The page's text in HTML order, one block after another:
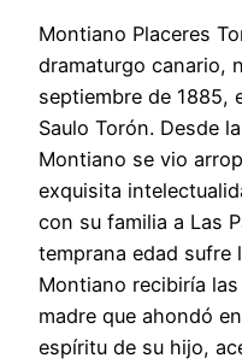
Montiano Placeres
dramaturgo canario,
septiembre de 1885,
Saulo Torón. Desde
Montiano se vio
exquisita
con su familia a Las
temprana edad sufre
Montiano recibiría
madre que ahondó
espíritu de su hijo,